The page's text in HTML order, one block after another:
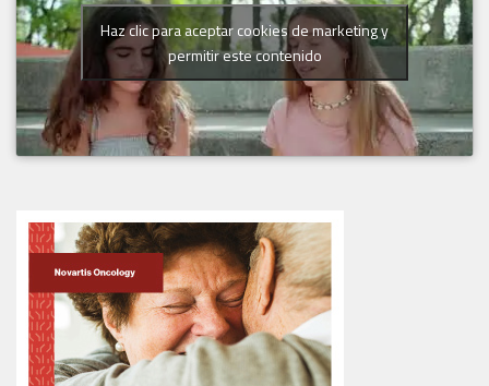
Haz clic para aceptar cookies de marketing y
permitir este contenido